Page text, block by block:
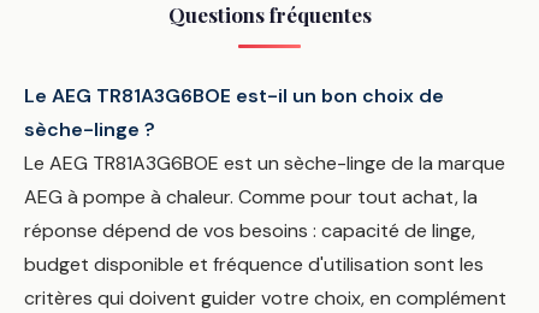
Questions fréquentes
Le AEG TR81A3G6BOE est-il un bon choix de
sèche-linge ?
Le AEG TR81A3G6BOE est un sèche-linge de la marque
AEG à pompe à chaleur. Comme pour tout achat, la
réponse dépend de vos besoins : capacité de linge,
budget disponible et fréquence d'utilisation sont les
critères qui doivent guider votre choix, en complément